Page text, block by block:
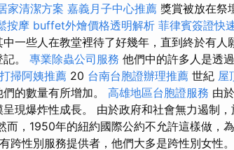
家清潔方案 嘉義月子中心推薦 獎賞被放在祭
按摩 buffet外燴價格透明解析 菲律賓簽證快
一些人在教堂裡待了好幾年，直到終於有人
。 專業除蟲公司服務 他們中的許多人是透
掃阿姨推薦 20 台南台胞證辦理推薦 世紀 屋
的數量有所增加。 高雄地區台胞證服務 由
呈現爆炸性成長。 由於政府和社會無力遏制
而，1950年的紐約國際公約不允許這樣做，
跨性別服務提供者，他們大多是跨性別女性。